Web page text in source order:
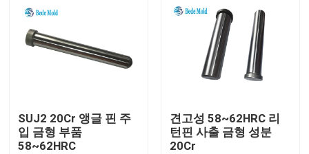
가이드 기둥
이젝터 핀
탕구 부싱
SUJ2 20Cr 앵글 핀 주
입 금형 부품
58~62HRC
견고성 58~62HRC 리
턴핀 사출 금형 성분
20Cr